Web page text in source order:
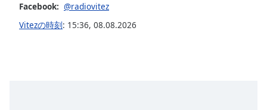
PictureFacebook: @radiovitez
Vitezの時刻: 15:36, 08.08.2026